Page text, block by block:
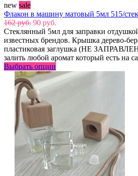
new sale
Флакон в машину матовый 5мл 515/
162 руб. 90 руб.
Стеклянный 5мл для заправки
известных брендов. Крышка дерево-
пластиковая заглушка (НЕ
залить любой аромат который есть на
Выбрать опции